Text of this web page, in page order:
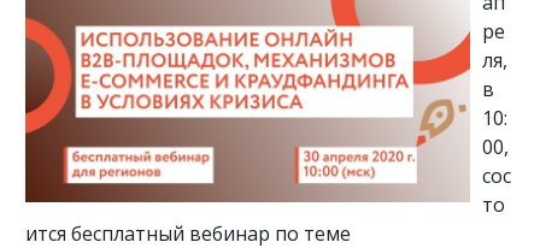
ре
ля,
в
10:
00,
сос
то
ится бесплатный вебинар по теме